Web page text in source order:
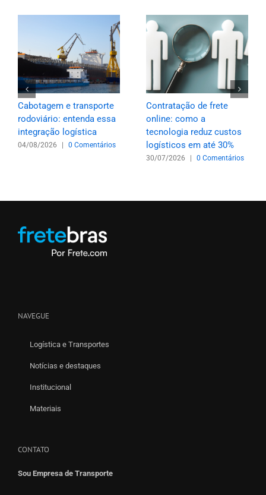
Cabotagem e transporte
rodoviário: entenda essa
integração logística
04/08/2026 | 0 Comentários
Contratação de frete
online: como a
tecnologia reduz custos
logísticos em até 30%
30/07/2026 | 0 Comentários
NAVEGUE
Logística e Transportes
Notícias e destaques
Institucional
Materiais
CONTATO
Sou Empresa de Transporte